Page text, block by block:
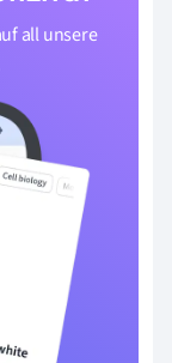
all unsere